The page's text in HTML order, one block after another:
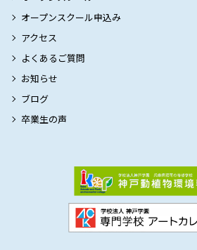
オープンスクール申込み
アクセス
よくあるご質問
お知らせ
ブログ
卒業生の声